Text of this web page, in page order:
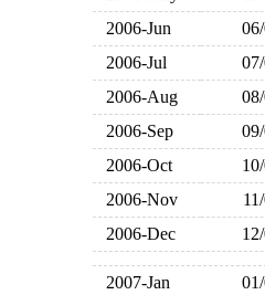
2006-Jun
2006-Jul
2006-Aug
2006-Sep
2006-Oct
2006-Nov
2006-Dec
2007-Jan